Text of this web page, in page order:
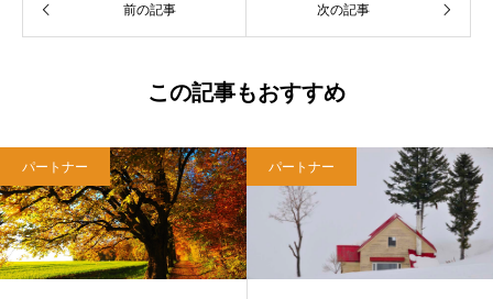
前の記事 次の記事
この記事もおすすめ
パートナー パートナー